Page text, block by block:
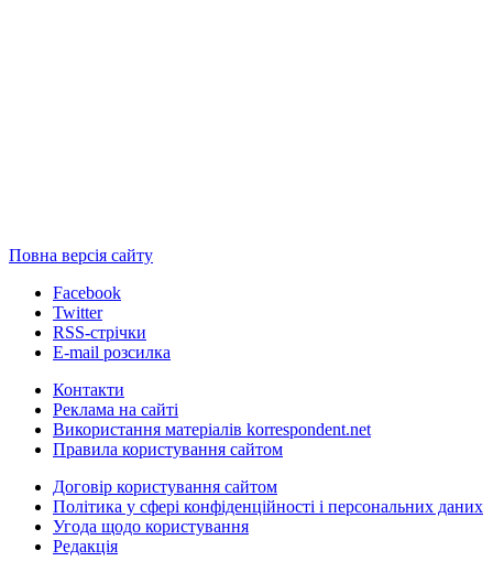
Повна версія сайту
Facebook
Twitter
RSS-стрічки
E-mail розсилка
Контакти
Реклама на сайті
Використання матеріалів korrespondent.net
Правила користування сайтом
Договір користування сайтом
Політика у сфері конфіденційності і персональних даних
Угода щодо користування
Редакція